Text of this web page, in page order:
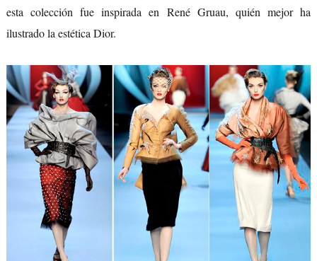
esta colección fue inspirada en René Gruau, quién mejor ha
ilustrado la estética Dior.